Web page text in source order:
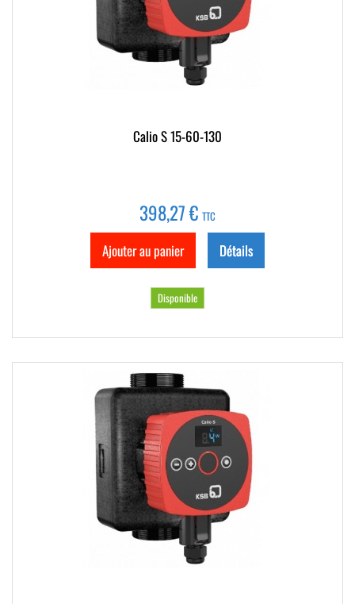
Calio S 15-60-130
398,27 € TTC
Ajouter au panier Détails
Disponible